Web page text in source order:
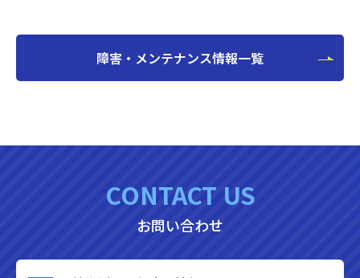
障害・メンテナンス情報一覧
CONTACT US
お問い合わせ